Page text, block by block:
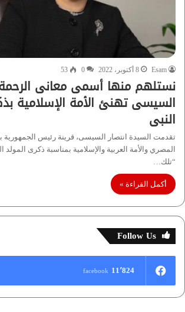
Esam 8 أكتوبر، 2022 0
53
نستلهم منها أسمى معانى
السيسى تهنئ الأمة الإسلامية
النبى
تقدمت السيدة انتصار السيسى، قرينة رئيس الجمهورية
المصري والأمة العربیة والإسلامیة بمناسبة ذكرى المولد
“تلك…
أكمل القراءة »
Follow Us
11٬824 facebook